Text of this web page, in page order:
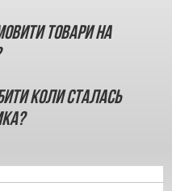
товари на
коли сталась